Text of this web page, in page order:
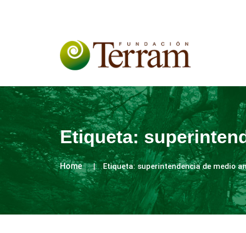
Etiqueta:
Home Etiqueta:superintendencia de medio